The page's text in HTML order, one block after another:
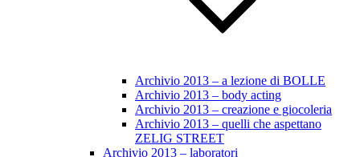
Archivio 2013 – a lezione di BOLLE
Archivio 2013 – body acting
Archivio 2013 – creazione e giocoleria
Archivio 2013 – quelli che aspettano
ZELIG STREET
Archivio 2013 – laboratori